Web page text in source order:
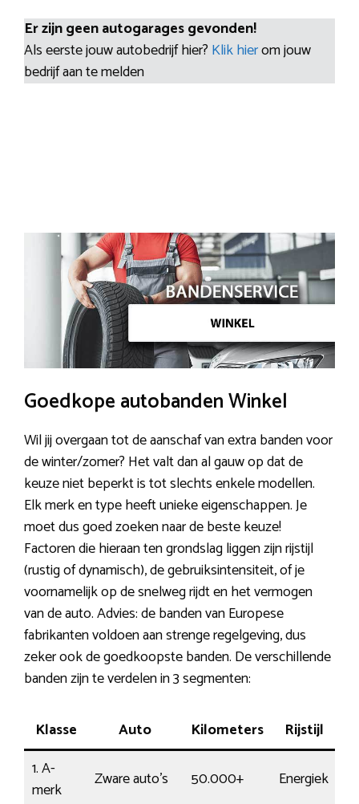
Er zijn geen autogarages gevonden!
Als eerste jouw autobedrijf hier? Klik hierom jouw
bedrijf aan te melden
Goedkope autobanden Winkel
Wil jij overgaan tot de aanschaf van extra banden voor
de winter/zomer? Het valt dan al gauw op dat de
keuze niet beperkt is tot slechts enkele modellen.
Elk merk en type heeft unieke eigenschappen. Je
moet dus goed zoeken naar de beste keuze!
Factoren die hieraan ten grondslag liggen zijn rijstijl
(rustig of dynamisch), de gebruiksintensiteit, of je
voornamelijk op de snelweg rijdt en het vermogen
van de auto. Advies: de banden van Europese
fabrikanten voldoen aan strenge regelgeving, dus
zeker ook de goedkoopste banden. De verschillende
banden zijn te verdelen in 3 segmenten:
Klasse Auto Kilometers Rijstijl
1. A-
merk
Zware auto’s 50.000+ Energiek